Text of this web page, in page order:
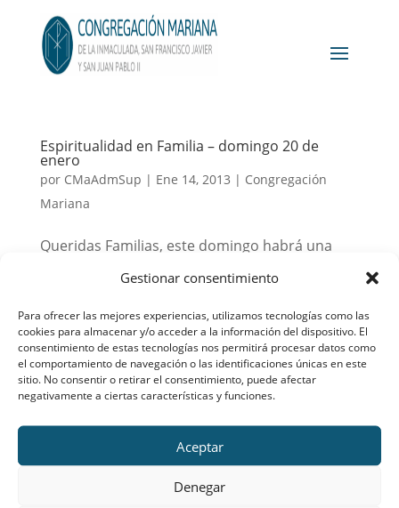
Gestionar consentimiento
Para ofrecer las mejores experiencias, utilizamos tecnologías como las
cookies para almacenar y/o acceder a la información del dispositivo. El
consentimiento de estas tecnologías nos permitirá procesar datos como
el comportamiento de navegación o las identificaciones únicas en este
sitio. No consentir o retirar el consentimiento, puede afectar
negativamente a ciertas características y funciones.
Aceptar
Denegar
Espiritualidad en Familia – domingo 20 de
enero
por CMaAdmSup | Ene 14, 2013 | Congregación
Mariana
Queridas Familias, este domingo habrá una
interesante conferencia sobre comunicación y
participar con vuestra familia y amigos. Si
tenéis cualquier duda, podéis escribir a
espiritualidad.familia@matersalvatoris.org...
Entradas recientes